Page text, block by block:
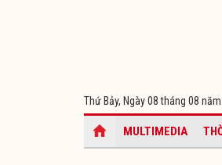
Thứ Bảy, Ngày 08 tháng 08
MULTIMEDIA